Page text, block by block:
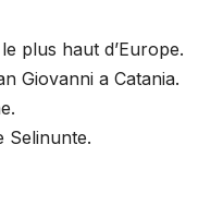
plus haut d’Europe.
Giovanni a Catania.
Selinunte.